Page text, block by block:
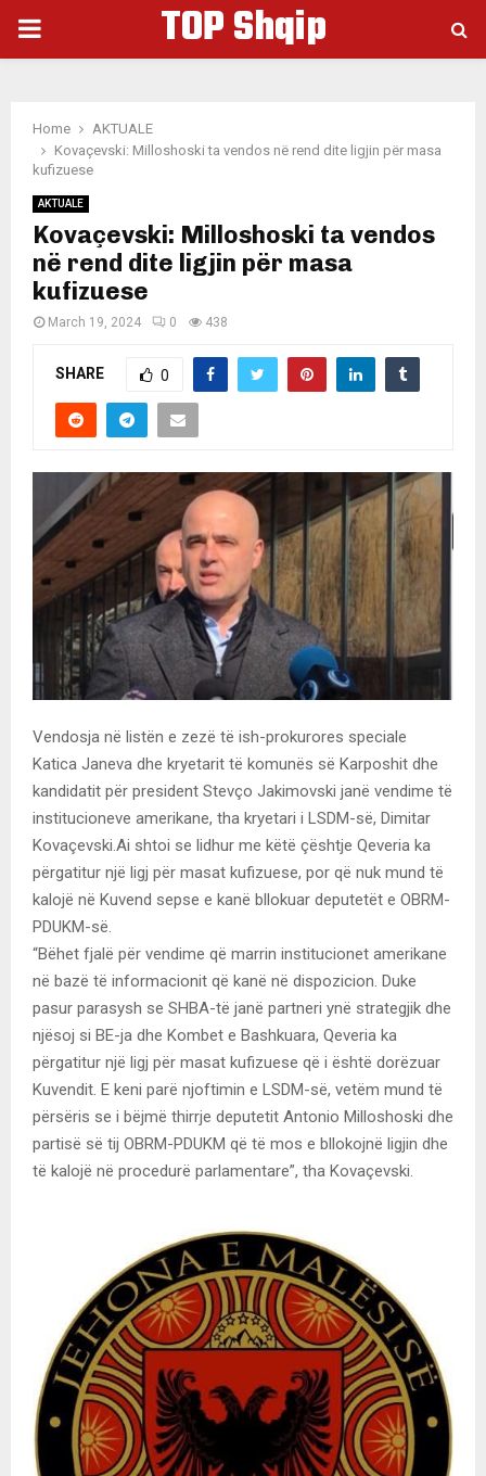
PRIMARY
TOP Shqip
Home
AKTUALE
Kovaçevski: Milloshoski ta vendos në rend dite ligjin për masa
kufizuese
AKTUALE
Kovaçevski: Milloshoski ta vendos
në rend dite ligjin për masa
kufizuese
March 19, 2024 0 438
SHARE 0
Vendosja në listën e zezë të ish-prokurores speciale
Katica Janeva dhe kryetarit të komunës së Karposhit dhe
kandidatit për president Stevço Jakimovski janë vendime të
institucioneve amerikane, tha kryetari i LSDM-së, Dimitar
Kovaçevski.Ai shtoi se lidhur me këtë çështje Qeveria ka
përgatitur një ligj për masat kufizuese, por që nuk mund të
kalojë në Kuvend sepse e kanë bllokuar deputetët e OBRM-
PDUKM-së.
“Bëhet fjalë për vendime që marrin institucionet amerikane
në bazë të informacionit që kanë në dispozicion. Duke
pasur parasysh se SHBA-të janë partneri ynë strategjik dhe
njësoj si BE-ja dhe Kombet e Bashkuara, Qeveria ka
përgatitur një ligj për masat kufizuese që i është dorëzuar
Kuvendit. E keni parë njoftimin e LSDM-së, vetëm mund të
përsëris se i bëjmë thirrje deputetit Antonio Milloshoski dhe
partisë së tij OBRM-PDUKM që të mos e bllokojnë ligjin dhe
të kalojë në procedurë parlamentare”, tha Kovaçevski.